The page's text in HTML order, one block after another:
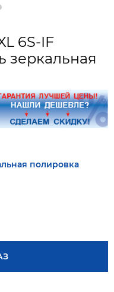
6S-IF
зеркальная
полировка